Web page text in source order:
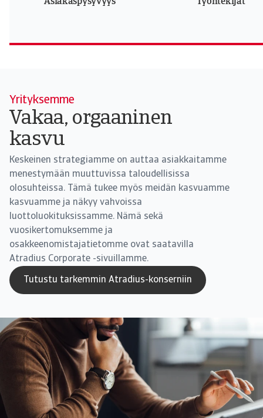
Yrityksemme
Vakaa, orgaaninen
kasvu
Keskeinen strategiamme on auttaa asiakkaitamme
menestymään muuttuvissa taloudellisissa
olosuhteissa. Tämä tukee myös meidän kasvuamme
kasvuamme ja näkyy vahvoissa
luottoluokituksissamme. Nämä sekä
vuosikertomuksemme ja
osakkeenomistajatietomme ovat saatavilla
Atradius Corporate -sivuillamme.
Tutustu tarkemmin Atradius-konserniin